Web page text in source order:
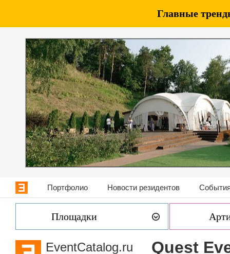
Главные
Портфолио Новости резидентов
Площадки
EventCatalog.ru Quest